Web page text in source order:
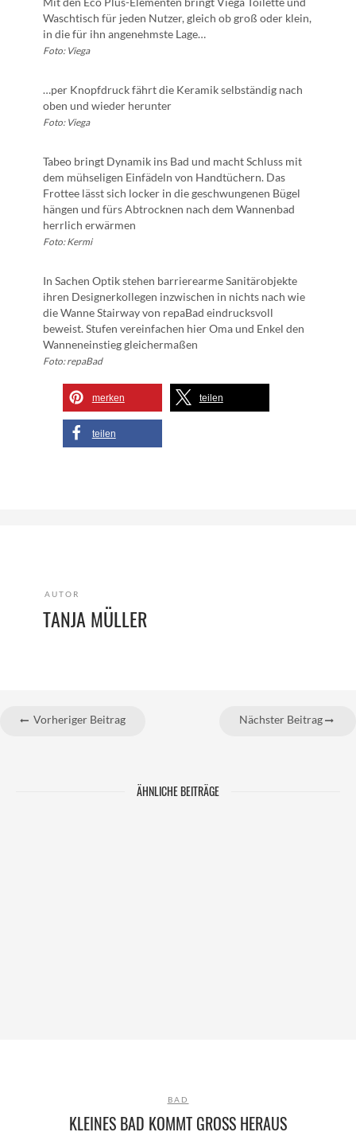
Waschtisch für jeden Nutzer, gleich ob groß oder klein,
in die für ihn angenehmste Lage…
Foto: Viega
…per Knopfdruck fährt die Keramik selbständig nach
oben und wieder herunter
Foto: Viega
Tabeo bringt Dynamik ins Bad und macht Schluss mit
dem mühseligen Einfädeln von Handtüchern. Das
Frottee lässt sich locker in die geschwungenen Bügel
hängen und fürs Abtrocknen nach dem Wannenbad
herrlich erwärmen
Foto: Kermi
In Sachen Optik stehen barrierearme Sanitärobjekte
ihren Designerkollegen inzwischen in nichts nach wie
die Wanne Stairway von repaBad eindrucksvoll
beweist. Stufen vereinfachen hier Oma und Enkel den
Wanneneinstieg gleichermaßen
Foto: repaBad
merken teilen
teilen
AUTOR
TANJA MÜLLER
Vorheriger Beitrag Nächster Beitrag
ÄHNLICHE BEITRÄGE
BAD
KLEINES BAD KOMMT GROSS HERAUS